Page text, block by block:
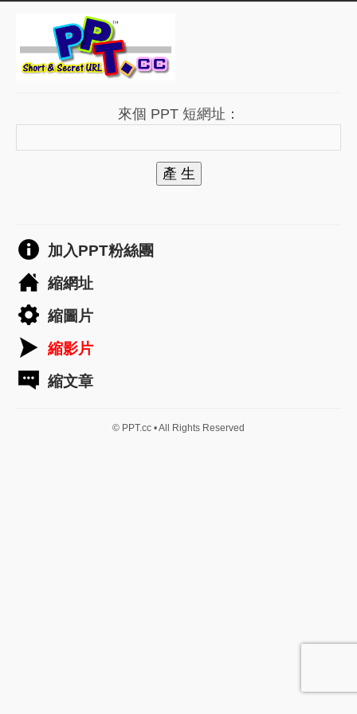
來個 PPT 短網址：
產 生
加入PPT粉絲團
縮網址
縮圖片
縮影片
縮文章
© PPT.cc • All Rights Reserved